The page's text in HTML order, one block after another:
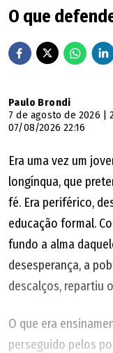
O que
Paulo Brondi
7 de agosto de 2026 |
07/08/2026 22:16
Era uma vez um
longínqua, que
fé. Era periférico,
educação formal.
fundo a alma
desesperança, a
descalços, repartiu
O que era
perseguido pelos